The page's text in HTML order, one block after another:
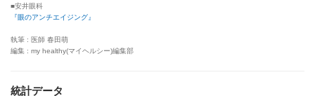
■安井眼科
『眼のアンチエイジング』
執筆 : 医師 春田萌
編集 : my healthy(マイヘルシー)編集部
統計データ